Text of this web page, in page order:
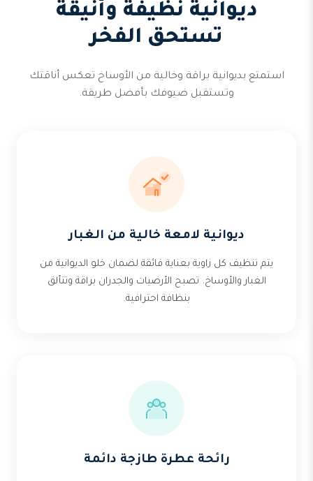
ديوانية نظيفة وأنيقة
تستحق الفخر
استمتع بديوانية براقة وخالية من الأوساخ تعكس أناقتك
وتستقبل ضيوفك بأفضل طريقة.
ديوانية لامعة خالية من الغبار
يتم تنظيف كل زاوية بعناية فائقة لضمان خلو الديوانية من
الغبار والأوساخ. تصبح الأرضيات والجدران براقة وتتألق
بنظافة احترافية.
رائحة عطرة طازجة دائمة